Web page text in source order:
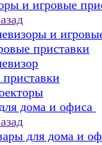
и игровые
и
приставки
дома и офиса
для дома и